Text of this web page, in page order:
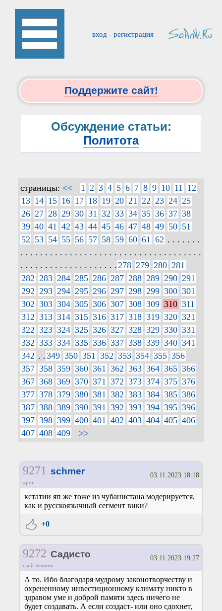
вход - регистрация
Поддержите сайт!
Обсуждение статьи:
Политота
страницы: << 1 2 3 4 5 6 7 8 9 10 11
12
13 14 15 16 17 18 19 20 21 22 23 24 25
26 27 28 29 30 31 32 33 34 35 36 37 38
39 40 41 42 43 44 45 46 47 48 49 50 51
52 53 54 55 56 57 58 59 60 61 62 . . . . . . .
. . . . . . . . . . . . . . . . . . . . . . . . . . . . . . . . . . . . .
. . . . . . . . . . . . . . . . . . . . 278 279 280 281
282 283 284 285 286 287 288 289 290 291
292 293 294 295 296 297 298 299 300 301
302 303 304 305 306 307 308 309 310 311
312 313 314 315 316 317 318 319 320 321
322 323 324 325 326 327 328 329 330 331
332 333 334 335 336 337 338 339 340 341
342 . .349 350 351 352 353 354 355 356
357 358 359 360 361 362 363 364 365 366
367 368 369 370 371 372 373 374 375 376
377 378 379 380 381 382 383 384 385 386
387 388 389 390 391 392 393 394 395 396
397 398 399 400 401 402 403 404 405 406
407 408 409 >>
9271 schmer
друг
03.11.2023 18:18
кстатии яп же тоже из чубанистана модерируется,
как и русскоязычный сегмент вики?
+0
9272 Садисто
свой человек
03.11.2023 19:27
А то. Ибо благодаря мудрому законотворчеству и
охрененному инвестиционному климату никто в
здравом уме и доброй памяти здесь ничего не
будет создавать. А если создаст- или оно сдохнет,